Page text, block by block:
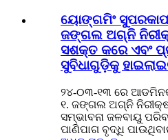
ୟୋଙ୍ଗମିଂ
ଜଙ୍ଗଲ ଅଗ୍ନି
ସଶକ୍ତ କରେ ଏବଂ
ସୁବିଧାଗୁଡ଼ିକୁ
୨୪-୦୩-୧୩ ରେ
୧. ଜଙ୍ଗଲ ଅଗ୍ନି
ସମ୍ଭାବନା ଜଳବାୟୁ
ପାଣିପାଗ ବୃଦ୍ଧି